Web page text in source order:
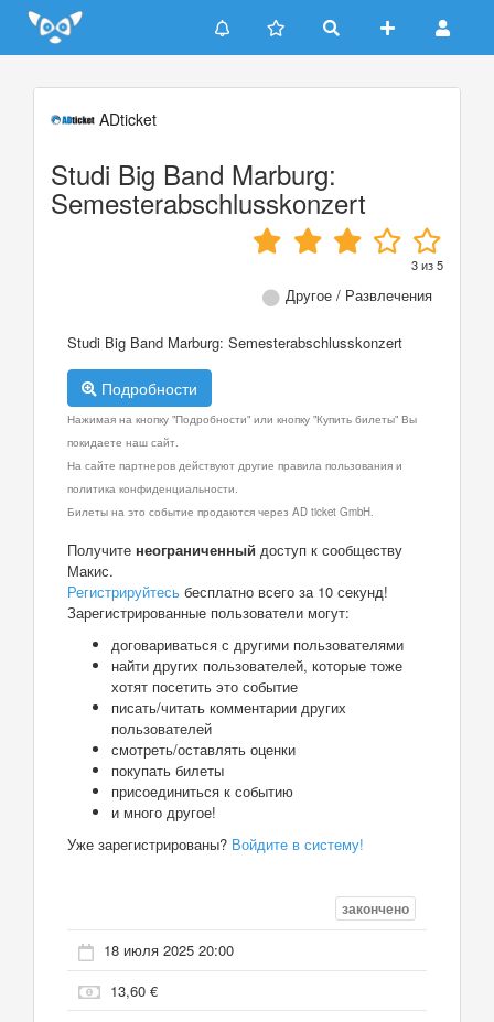
Update cookies preferences
ADticket
Studi Big Band Marburg:
Semesterabschlusskonzert
3из5
Другое / Развлечения
Studi Big Band Marburg: Semesterabschlusskonzert
Подробности
Нажимая на кнопку "Подробности" или кнопку "Купить билеты" Вы
покидаете наш сайт.
На сайте партнеров действуют другие правила пользования и
политика конфиденциальности.
Билеты на это событие продаются через AD ticket GmbH.
Получите неограниченный доступ к сообществу
Макис.
Регистрируйтесь бесплатно всего за 10 секунд!
Зарегистрированные пользователи могут:
договариваться с другими пользователями
найти других пользователей, которые тоже
хотят посетить это событие
писать/читать комментарии других
пользователей
смотреть/оставлять оценки
покупать билеты
присоединиться к событию
и много другое!
Уже зарегистрированы? Войдите в систему!
закончено
18 июля 2025 20:00
13,60 €